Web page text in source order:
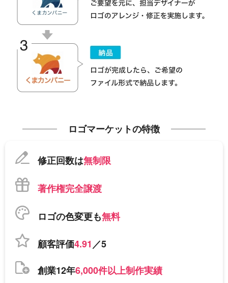
ロゴマーケットの特徴
修正回数は無制限
著作権完全譲渡
ロゴの色変更も無料
顧客評価4.91／5
創業12年6,000件以上制作実績